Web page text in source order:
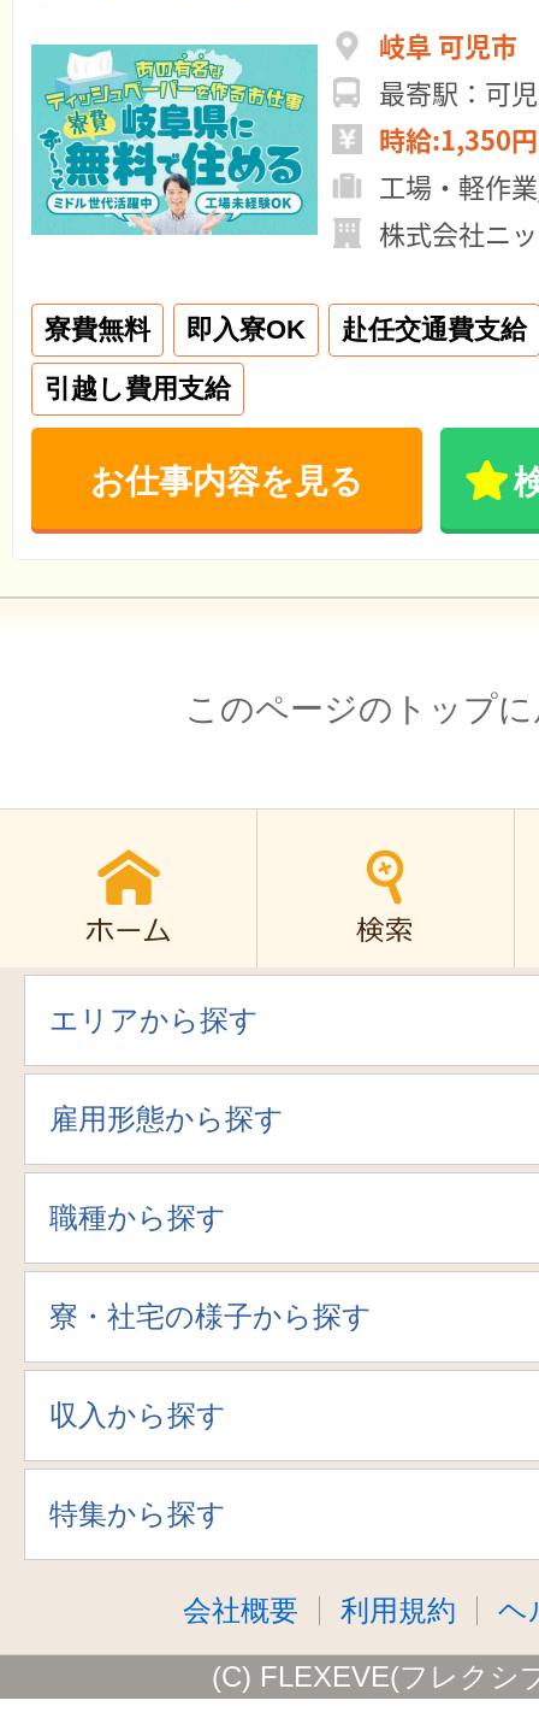
岐阜 可児市
最寄駅：可
時給:1,350
工場・軽作
株式会社ニ
寮費無料 即入寮OK
赴任交通費支給
引越し費用支給
お仕事内容を見る
このページのトップ
エリアから探す
雇用形態から探す
職種から探す
寮・社宅の様子から探す
収入から探す
特集から探す
会社概要 利用規約 ヘ
(C) FLEXEVE(フレクシ